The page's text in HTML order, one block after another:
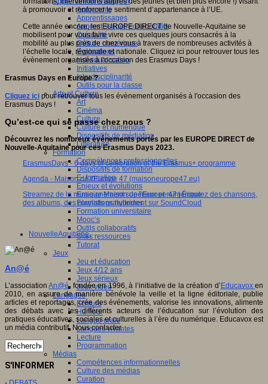
Apprendre
Apprentissages
Apprentissages collaboratifs
Créativité
Culture numérique
Evaluations
Individualisation
Initiatives
Interdisciplinarité
Outils pour la classe
Arts et Culture
Art
Cinéma
Culture
Culture et numérique
Dispositifs de médiation
Littérature
Formation
Compétences professionnelles
Dispositifs de formation
E- formation
Enjeux et évolutions
Enseignement supérieur et numérique
Formations hybrides
Formation universitaire
Mooc’s
Outils collaboratifs
Sites ressources
Tutorat
Jeux
Jeu et éducation
Jeux 4/12 ans
Jeux sérieux
Jeux vidéo
Langages
Ecriture
Humour
Langue orale
Langues vivantes
Lecture
Programmation
Médias
Compétences informationnelles
Culture des médias
Curation
à promouvoir et renforcer le sentiment d’appartenance à l’UE.
Cette année encore, les EUROPE DIRECT de Nouvelle-Aquitaine se
mobilisent pour vous faire vivre ces quelques jours consacrés à la
mobilité au plus près de chez vous à travers de nombreuses activités à
l’échelle locale, régionale et nationale. Cliquez ici pour retrouver tous les
évènement organisés à l'occasion des Erasmus Days !
Erasmus Days en Europe ?
Cliquez ici pour retrouver tous les évènement organisés à l'occasion des
Erasmus Days !
Qu’est-ce qui se passe chez nous ?
Découvrez les nombreux événements portés par les EUROPE DIRECT de
Nouvelle-Aquitaine pour ces Erasmus Days 2023.
ErasmusDays - 6 days of celebration of the Erasmus+ programme
Agenda - Maison de l'Europe 47 (maisoneurope47.eu)
Streamez de la musique Maison de l'Europe 47 | Écoutez des chansons,
des albums, des playlists gratuitement sur SoundCloud
NouvelleAquitaine,
An@é
L’associationAn@é, fondée en 1996, à l’initiative de la création d’ Educavoxen
2010, en assure de manière bénévole la veille et la ligne éditoriale, publie
articles et reportages, crée des événements, valorise les innovations, alimente
des débats avec les différents acteurs de l’éducation sur l’évolution des
pratiques éducatives, sociales et culturelles à l’ère du numérique. Educavox est
un média contributif. Nous contacter.
S'INFORMER